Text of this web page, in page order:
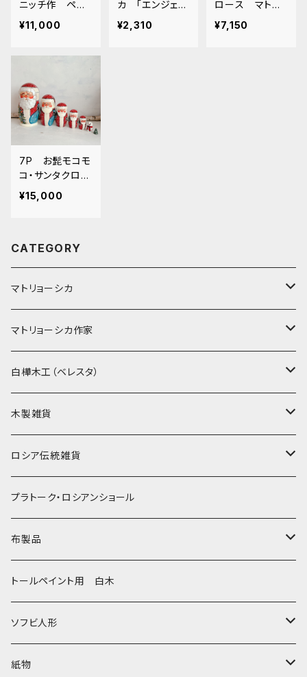
ニッチ作 ペイ
ントマトリョーシ
カ 「クリスマス
¥11,000
カ 「エンジェル
白」 10.5cm
¥2,310
ロース マトリョ
ーシカ 三角
錐・ピラミット
¥7,150
7P お髭モコモ
コ・サンタクロー
スマトリョーシ
カ 22cm
¥15,000
CATEGORY
マトリョーシカ
ノン入れ子マトリョーシカ
イコンモチーフ
クリスマス
ノリンスクの子達
動物マトリョーシカ
セミョーノフの子達
その他のマトショーシカ
キーロフの子達
マトリョーシカ作家
イリーナ・ヴァトゥルーシキナ
タマラ・コリエワ
ナジェジダ・イワンツォワ
リュボーフィ・ブズイキナ
タチアナ ドゥビニッチ
エレナ・イワンツォワ
バローニナ・マリヤ
ヴィクトル・ニキーチン
白樺木工（ベレスタ）
型押しの箱
キャニスター
白樺編み
トレイ・平皿
白樺靴
白樺その他
木製雑貨
ニードルケース・お針刺し
ベル・起きあがりこぼし
オルゴール
キッチン
イースターエッグ
小物入れ・ボトルケース
ロシア伝統雑貨
ホフロマ
アルハンゲリスク
ゴロジェッツ
ジョストボ
グジェリ
プラトーク・ロシアンショール
布製品
キッチンクロス
ソビエトデザイン 昔の布
切り売り布・リボン
トールペイント用 白木
ソフビ人形
現代物
紙物